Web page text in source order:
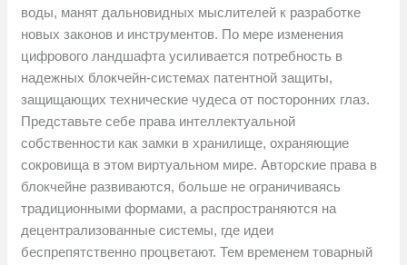
воды, манят дальновидных мыслителей к разработке
новых законов и инструментов. По мере изменения
цифрового ландшафта усиливается потребность в
надежных блокчейн-системах патентной защиты,
защищающих технические чудеса от посторонних глаз.
Представьте себе права интеллектуальной
собственности как замки в хранилище, охраняющие
сокровища в этом виртуальном мире. Авторские права в
блокчейне развиваются, больше не ограничиваясь
традиционными формами, а распространяются на
децентрализованные системы, где идеи
беспрепятственно процветают. Тем временем товарный